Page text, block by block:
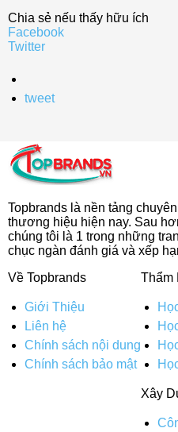
Chia sẻ nếu thấy hữu ích
Facebook
Twitter
tweet
Topbrands là nền tảng
thương hiệu hiện nay. Sau
chúng tôi là 1 trong những
chục ngàn đánh giá và xếp
Về Topbrands
Giới Thiệu
Liên hệ
Chính sách nội dung
Chính sách bảo mật
Thẩm
Xây